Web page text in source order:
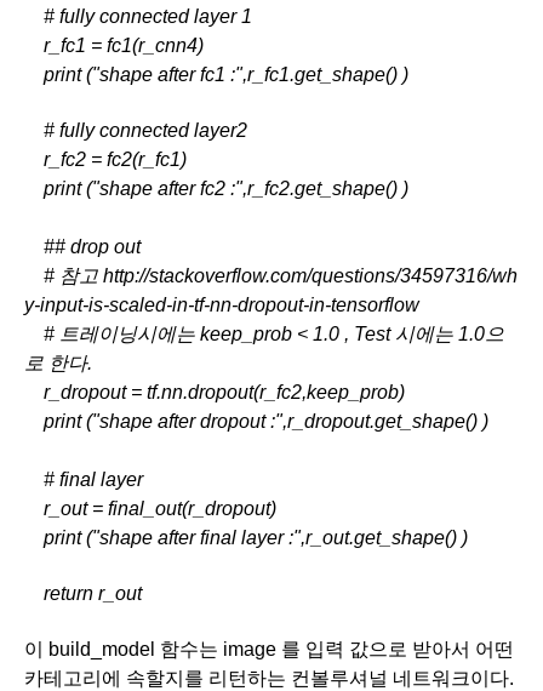
# fully connected layer 1
r_fc1 = fc1(r_cnn4)
print ("shape after fc1 :",r_fc1.get_shape() )
# fully connected layer2
r_fc2 = fc2(r_fc1)
print ("shape after fc2 :",r_fc2.get_shape() )
## drop out
y-input-is-scaled-in-tf-nn-dropout-in-tensorflow
로 한다.
r_dropout = tf.nn.dropout(r_fc2,keep_prob)
print ("shape after dropout :",r_dropout.get_shape() )
# final layer
r_out = final_out(r_dropout)
print ("shape after final layer :",r_out.get_shape() )
return r_out
이 build_model 함수는 image 를 입력 값으로 받아서 어떤
카테고리에 속할지를 리턴하는 컨볼루셔널 네트워크이다.